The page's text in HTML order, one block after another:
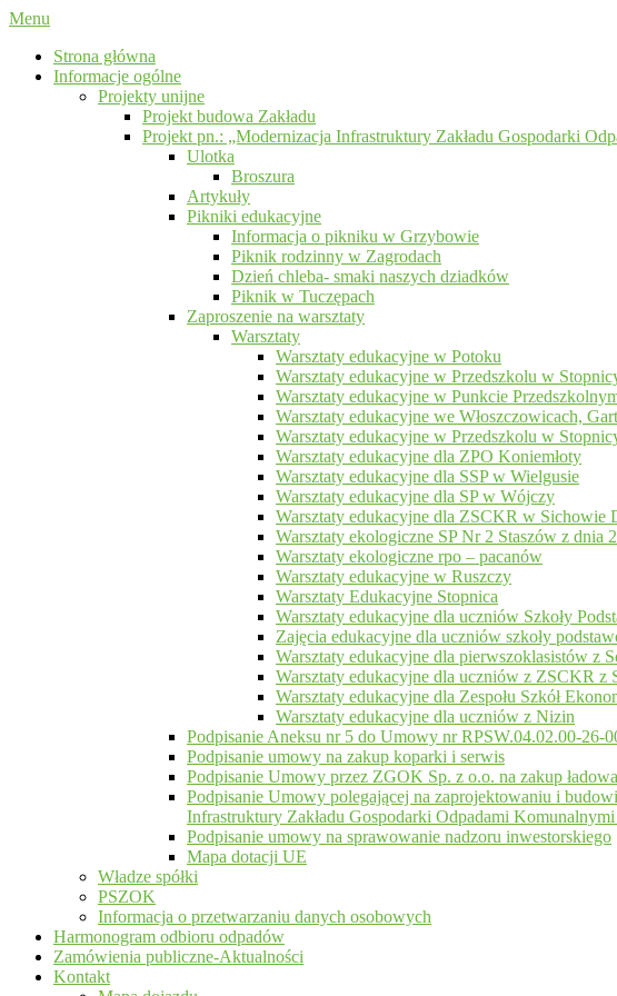
Menu
Strona główna
Informacje ogólne
Projekty unijne
Projekt budowa Zakładu
Projekt pn.: „Modernizacja Infrastruktury Zakładu Gospodarki
Ulotka
Broszura
Artykuły
Pikniki edukacyjne
Informacja o pikniku w Grzybowie
Piknik rodzinny w Zagrodach
Dzień chleba- smaki naszych dziadków
Piknik w Tuczępach
Zaproszenie na warsztaty
Warsztaty
Warsztaty edukacyjne w Potoku
Warsztaty edukacyjne w Przedszkolu w
Warsztaty edukacyjne w Punkcie
Warsztaty edukacyjne we Włoszczowicach,
Warsztaty edukacyjne w Przedszkolu w
Warsztaty edukacyjne dla ZPO Koniemłoty
Warsztaty edukacyjne dla SSP w Wielgusie
Warsztaty edukacyjne dla SP w Wójczy
Warsztaty edukacyjne dla ZSCKR w Sichowie
Warsztaty ekologiczne SP Nr 2 Staszów z dnia
Warsztaty ekologiczne rpo – pacanów
Warsztaty edukacyjne w Ruszczy
Warsztaty Edukacyjne Stopnica
Warsztaty edukacyjne dla uczniów Szkoły
Zajęcia edukacyjne dla uczniów szkoły
Warsztaty edukacyjne dla pierwszoklasistów z
Warsztaty edukacyjne dla uczniów z ZSCKR z
Warsztaty edukacyjne dla Zespołu Szkół
Warsztaty edukacyjne dla uczniów z Nizin
Podpisanie Aneksu nr 5 do Umowy nr RPSW.04.02.00-
Podpisanie umowy na zakup koparki i serwis
Podpisanie Umowy przez ZGOK Sp. z o.o. na zakup
Podpisanie Umowy polegającej na zaprojektowaniu i
Infrastruktury Zakładu Gospodarki Odpadami
Podpisanie umowy na sprawowanie nadzoru inwestorskiego
Mapa dotacji UE
Władze spółki
PSZOK
Informacja o przetwarzaniu danych osobowych
Harmonogram odbioru odpadów
Zamówienia publiczne-Aktualności
Kontakt